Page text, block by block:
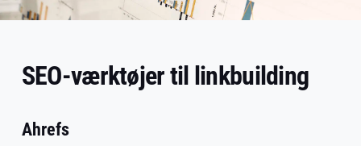
SEO-værktøjer til linkbuilding
Ahrefs